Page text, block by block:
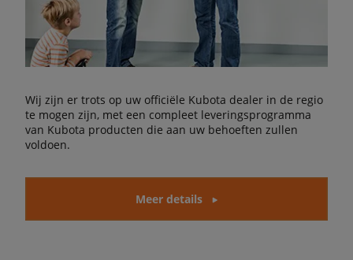
Wij zijn er trots op uw officiële Kubota dealer in de regio
te mogen zijn, met een compleet leveringsprogramma
van Kubota producten die aan uw behoeften zullen
voldoen.
Meer details